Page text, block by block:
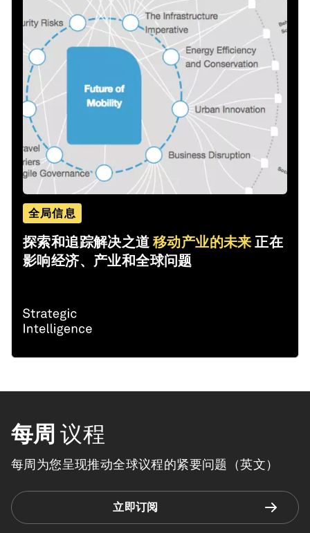
全局信息
探索和追踪解决之道移动产业的未来 正在
影响经济、产业和全球问题
每周 议程
每周为您呈现推动全球议程的紧要问题（英文）
立即订阅